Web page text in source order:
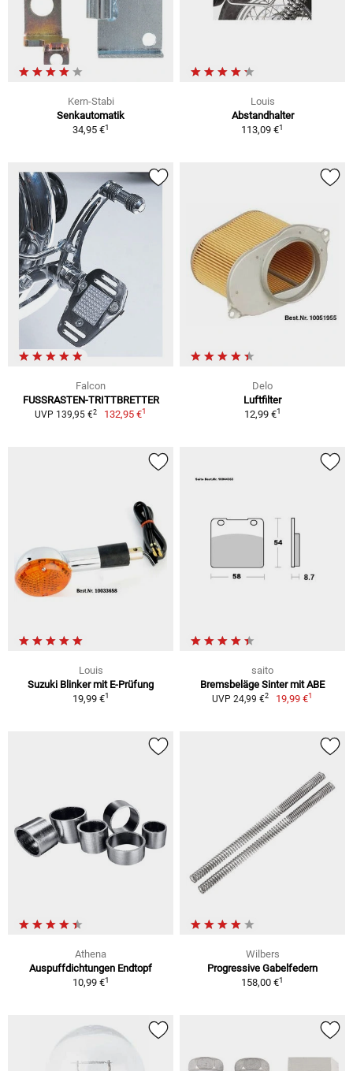
Kern-Stabi
Senkautomatik
34,95 €1
Louis
Abstandhalter
113,09 €1
Falcon
FUSSRASTEN-TRITTBRETTER
UVP 139,95 €2 132,95 €1
Delo
Luftfilter
12,99 €1
Louis
Suzuki Blinker mit E-Prüfung
19,99 €1
saito
Bremsbeläge Sinter mit ABE
UVP 24,99 €2 19,99 €1
Athena
Auspuffdichtungen Endtopf
10,99 €1
Wilbers
Progressive Gabelfedern
158,00 €1